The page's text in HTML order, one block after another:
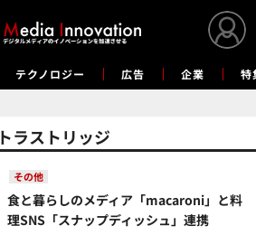
テクノロジー 広告 企業 特
トラストリッジ
その他
⾷と暮らしのメディア「macaroni」と料
理SNS「スナップディッシュ」連携